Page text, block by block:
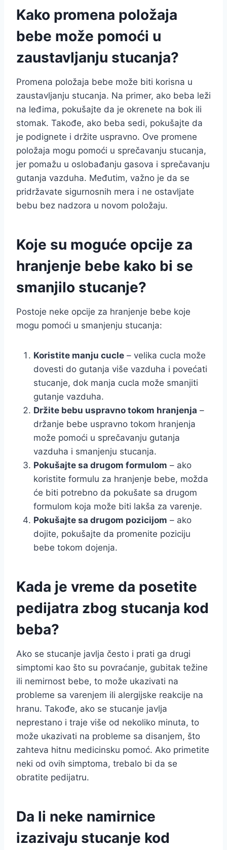
Kako promena položaja
bebe može pomoći u
zaustavljanju stucanja?
Promena položaja bebe može biti korisna u
zaustavljanju stucanja. Na primer, ako beba leži
na leđima, pokušajte da je okrenete na bok ili
stomak. Takođe, ako beba sedi, pokušajte da
je podignete i držite uspravno. Ove promene
položaja mogu pomoći u sprečavanju stucanja,
jer pomažu u oslobađanju gasova i sprečavanju
gutanja vazduha. Međutim, važno je da se
pridržavate sigurnosnih mera i ne ostavljate
bebu bez nadzora u novom položaju.
Koje su moguće opcije za
hranjenje bebe kako bi se
smanjilo stucanje?
Postoje neke opcije za hranjenje bebe koje
mogu pomoći u smanjenju stucanja:
Koristite manju cucle – velika cucla može
dovesti do gutanja više vazduha i povećati
stucanje, dok manja cucla može smanjiti
gutanje vazduha.
Držite bebu uspravno tokom hranjenja –
držanje bebe uspravno tokom hranjenja
može pomoći u sprečavanju gutanja
vazduha i smanjenju stucanja.
Pokušajte sa drugom formulom – ako
koristite formulu za hranjenje bebe, možda
će biti potrebno da pokušate sa drugom
formulom koja može biti lakša za varenje.
Pokušajte sa drugom pozicijom – ako
dojite, pokušajte da promenite poziciju
bebe tokom dojenja.
Kada je vreme da posetite
pedijatra zbog stucanja kod
beba?
Ako se stucanje javlja često i prati ga drugi
simptomi kao što su povraćanje, gubitak težine
ili nemirnost bebe, to može ukazivati na
probleme sa varenjem ili alergijske reakcije na
hranu. Takođe, ako se stucanje javlja
neprestano i traje više od nekoliko minuta, to
može ukazivati na probleme sa disanjem, što
zahteva hitnu medicinsku pomoć. Ako primetite
neki od ovih simptoma, trebalo bi da se
obratite pedijatru.
Da li neke namirnice
izazivaju stucanje kod